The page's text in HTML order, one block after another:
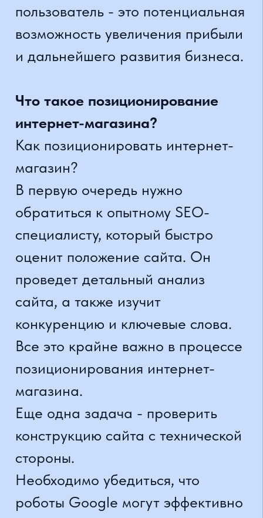
Все это крайне важно в процессе
магазина.
Еще одна задача - проверить
стороны.
Необходимо убедиться, что
роботы Google могут эффективно
перемещаться по нему и без
проблем считывать данные.
Важно не только правильно
подобрать ключевые слова, но и
правильно их использовать в
тексте. Забота обо всех этих
аспектах может привести к
повышению видимости магазина
в интернете.
Позиционирование on-page и
off-page
Интернет-магазины
позиционируются с помощью on-
page и off-page действий.
Первый вид охватывает все
работы, выполняемые
непосредственно на веб-сайте.
Речь идет об изменении
размещаемого там контента в
соответствии с принципами SEO,
внесении соответствующих